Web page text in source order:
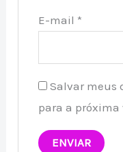
E-mail *
Salvar meus
para a próxima